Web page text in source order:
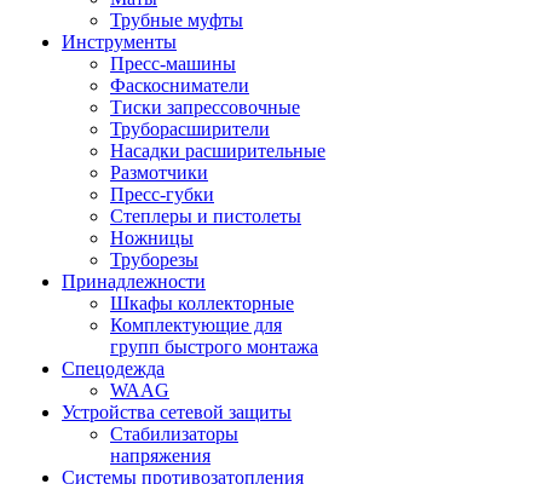
Трубные муфты
Инструменты
Пресс-машины
Фаскосниматели
Тиски запрессовочные
Труборасширители
Насадки расширительные
Размотчики
Пресс-губки
Степлеры и пистолеты
Ножницы
Труборезы
Принадлежности
Шкафы коллекторные
Комплектующие для
групп быстрого монтажа
Спецодежда
WAAG
Устройства сетевой защиты
Стабилизаторы
напряжения
Системы противозатопления